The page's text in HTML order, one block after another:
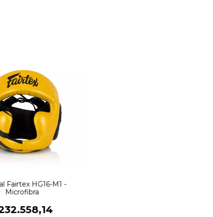
Fairtex HG16-M1 -
Microfibra